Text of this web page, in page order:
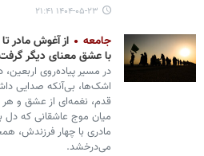
۱۴۰۴-۰۵-۲۳ ۲۱:۴۱
جامعه
از آغوش مادر
با عشق معنای دیگر
در مسیر پیاده‌روی
اشک‌ها، بی‌آنکه صدایی
قدم، نغمه‌ای از عشق و هر
میان موج عاشقانی که دل
مادری با چهار فرزندش،
می‌درخشد.